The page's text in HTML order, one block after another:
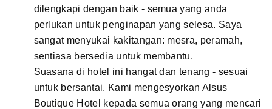
dilengkapi dengan baik - semua yang anda
perlukan untuk penginapan yang selesa. Saya
sangat menyukai kakitangan: mesra, peramah,
sentiasa bersedia untuk membantu.
Suasana di hotel ini hangat dan tenang - sesuai
untuk bersantai. Kami mengesyorkan Alsus
Boutique Hotel kepada semua orang yang mencari